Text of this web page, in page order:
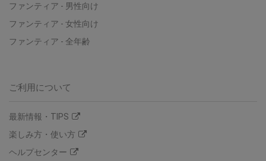
ファンティア - 男性向け
ファンティア - 女性向け
ファンティア - 全年齢
ご利用について
最新情報・TIPS
楽しみ方・使い方
ヘルプセンター